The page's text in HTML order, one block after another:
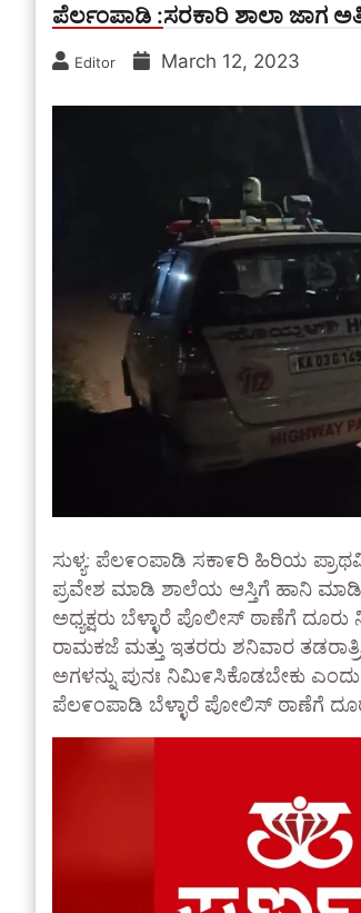
ಪೆರ್ಲಂಪಾಡಿ :ಸರಕಾರಿ ಶಾಲಾ
Editor March 12, 2023
ಸುಳ್ಯ: ಪೆಲ೯ಂಪಾಡಿ ಸಕಾ೯ರಿ ಹಿರಿಯ
ಪ್ರವೇಶ ಮಾಡಿ ಶಾಲೆಯ ಆಸ್ತಿಗೆ ಹಾನಿ
ಅಧ್ಯಕ್ಷರು ಬೆಳ್ಳಾರೆ ಪೊಲೀಸ್ ಠಾಣೆಗೆ
ರಾಮಕಜೆ ಮತ್ತು ಇತರರು ಶನಿವಾರ
ಅಗಳನ್ನು ಪುನಃ ನಿಮಿ೯ಸಿಕೊಡಬೇಕು
ಪೆಲ೯ಂಪಾಡಿ ಬೆಳ್ಳಾರೆ ಪೋಲಿಸ್ ಠಾಣೆಗೆ